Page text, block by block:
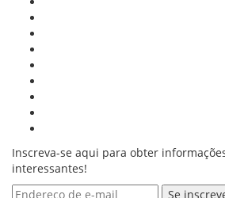
Inscreva-se aqui para obter
interessantes!